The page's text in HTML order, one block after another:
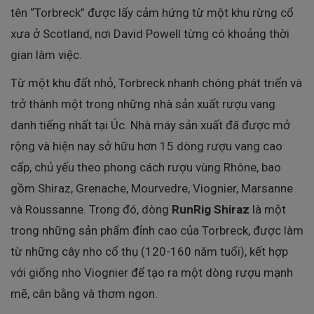
tên “Torbreck” được lấy cảm hứng từ một khu rừng cổ
xưa ở Scotland, nơi David Powell từng có khoảng thời
gian làm việc.
Từ một khu đất nhỏ, Torbreck nhanh chóng phát triển và
trở thành một trong những nhà sản xuất rượu vang
danh tiếng nhất tại Úc. Nhà máy sản xuất đã được mở
rộng và hiện nay sở hữu hơn 15 dòng rượu vang cao
cấp, chủ yếu theo phong cách rượu vùng Rhône, bao
gồm Shiraz, Grenache, Mourvedre, Viognier, Marsanne
và Roussanne. Trong đó, dòng RunRig Shiraz là một
trong những sản phẩm đỉnh cao của Torbreck, được làm
từ những cây nho cổ thụ (120-160 năm tuổi), kết hợp
với giống nho Viognier để tạo ra một dòng rượu mạnh
mẽ, cân bằng và thơm ngon.